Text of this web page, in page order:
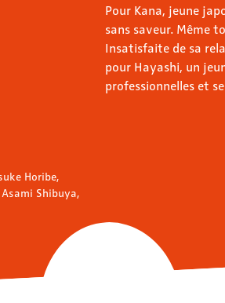
Horibe,
Shibuya,
Pour Kana, jeune
sans saveur. Même
Insatisfaite de sa
pour Hayashi, un
professionnelles et